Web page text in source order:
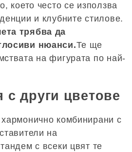
което често се използва
и клубните стилове.
трябва да
нюанси.Те ще
на фигурата по най-
с други цветове
комбинирани с
на
с всеки цвят те